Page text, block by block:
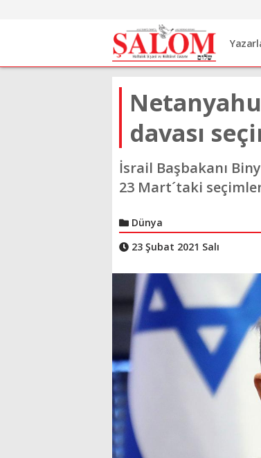
davası
İsrail Başbakanı
23 Mart´taki
Dünya
23 Şubat 2021 Salı